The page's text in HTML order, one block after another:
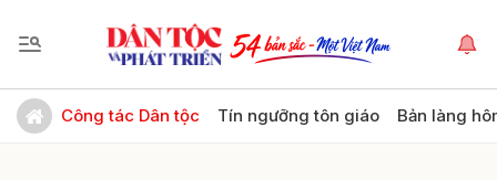
Công tác Dân tộc Tín ngưỡng tôn giáo Bản làng
Gửi bình luận